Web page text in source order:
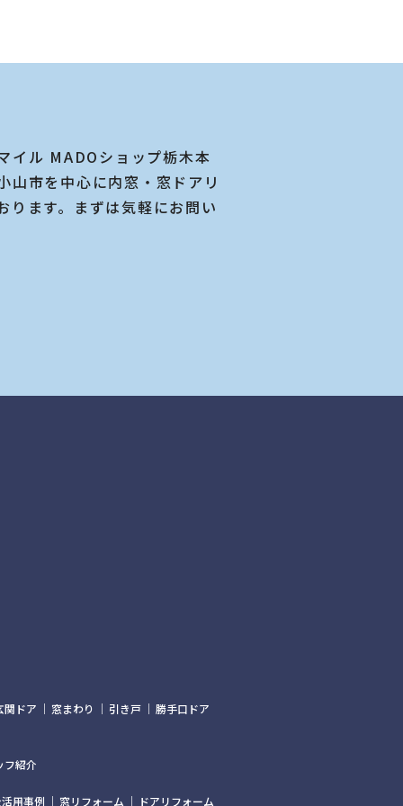
イル MADOショップ栃木本
山市を中心に内窓・窓ドアリ
ります。まずは気軽にお問い
関ドア 窓まわり 引き戸 勝手口ドア
フ紹介
用事例 窓リフォーム ドアリフォーム